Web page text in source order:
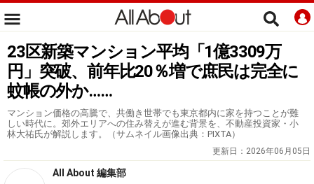
23区新築マンション平均「1億3309万
円」突破、前年比20％増で庶民は完全に
蚊帳の外か……
マンション価格の高騰で、共働き世帯でも東京都内に家を持つことが難
しい時代に。郊外エリアへの住み替えが進む背景を、不動産投資家・小
林大祐氏が解説します。（サムネイル画像出典：PIXTA）
更新日： 2026年06月05日
All About 編集部